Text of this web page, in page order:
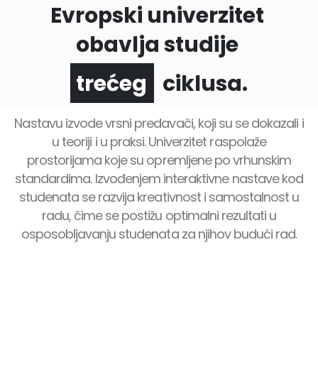
Evropski univerzitet
obavlja studije
prvog
trećeg
ciklusa.
Nastavu izvode vrsni predavači, koji su se dokazali i
u teoriji i u praksi. Univerzitet raspolaže
prostorijama koje su opremljene po vrhunskim
standardima. Izvođenjem interaktivne nastave kod
studenata se razvija kreativnost i samostalnost u
radu, čime se postižu optimalni rezultati u
osposobljavanju studenata za njihov budući rad.